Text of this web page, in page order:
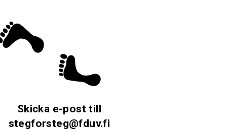
Skicka e-post till
stegforsteg@fduv.fi